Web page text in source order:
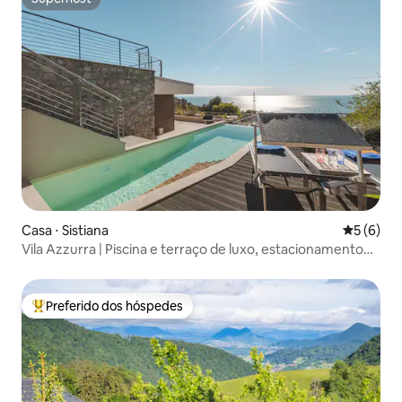
Superhost
Casa ⋅ Sistiana 5 de
5 (6)
Vila Azzurra | Piscina e terraço de luxo, estacionamento
Entre os melhores preferidos dos hóspedes
Preferido dos hóspedes